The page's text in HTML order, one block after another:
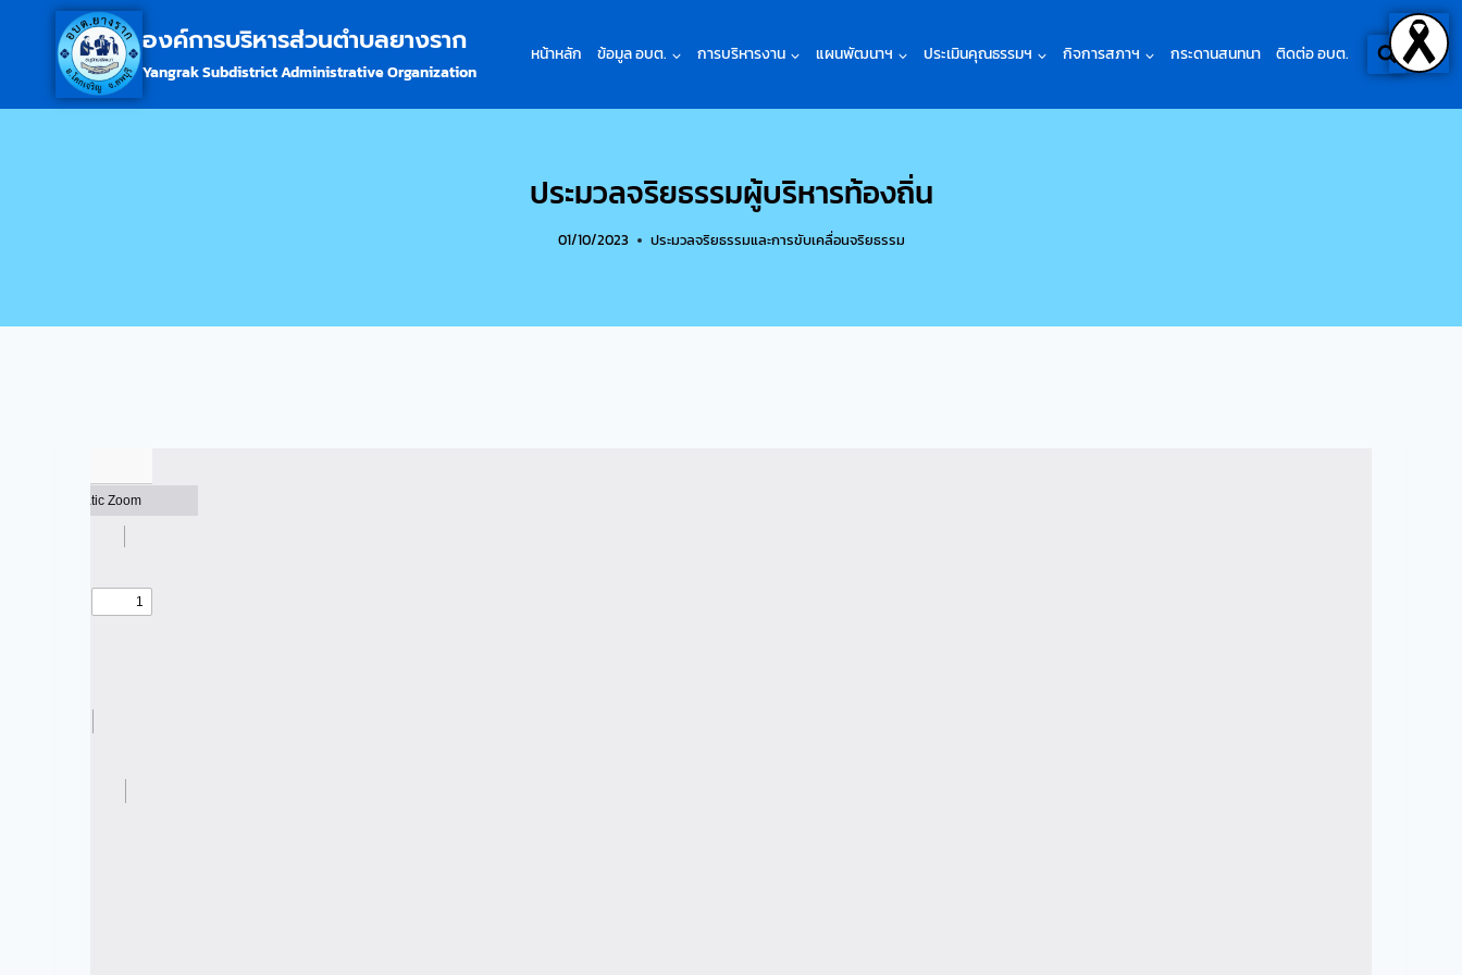
องค์การบริหารส่วนตำบลยางราก
Yangrak Subdistrict Administrative Organization
หน้าหลัก ข้อมูล อบต. การบริหารงาน แผนพัฒนาฯ ประเมินคุณธรรมฯ กิจการสภาฯ กระดานสนทนา ติดต่อ อบต.
ประมวลจริยธรรมผู้บริหารท้องถิ่น
01/10/2023 ประมวลจริยธรรมและการขับเคลื่อนจริยธรรม